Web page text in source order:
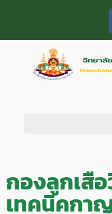
กองลูกเสื
เทคนิคกา